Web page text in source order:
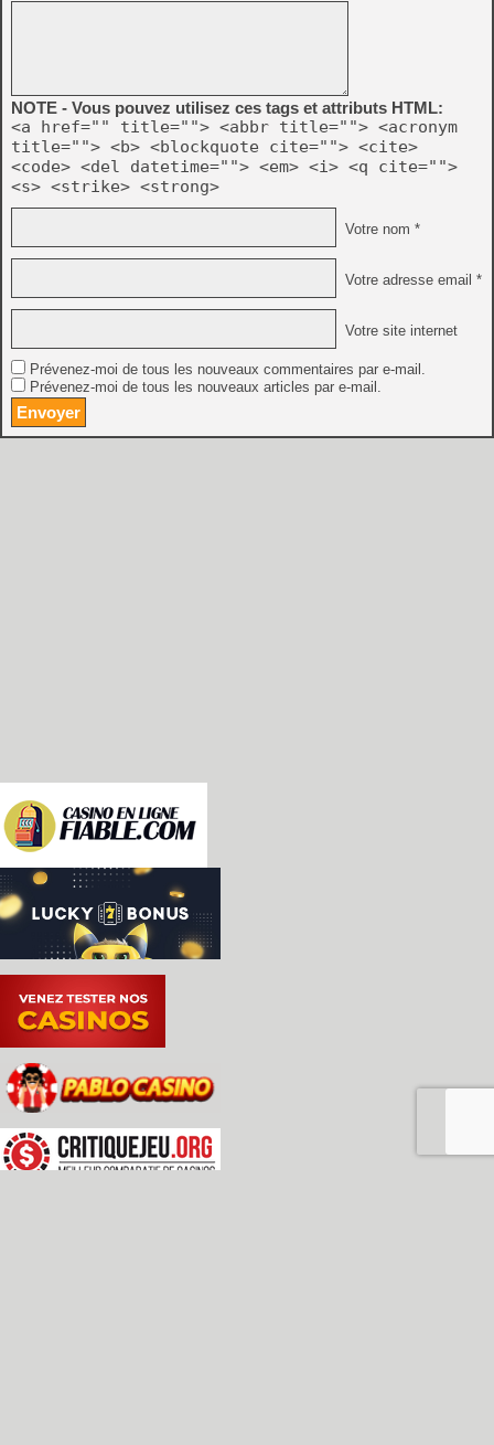
NOTE - Vous pouvez utilisez ces tags et attributs HTML:
<a href="" title=""> <abbr title=""> <acronym
title=""> <b> <blockquote cite=""> <cite>
<code> <del datetime=""> <em> <i> <q cite="">
<s> <strike> <strong>
Votre nom *
Votre adresse email *
Votre site internet
Prévenez-moi de tous les nouveaux commentaires par e-mail.
Prévenez-moi de tous les nouveaux articles par e-mail.